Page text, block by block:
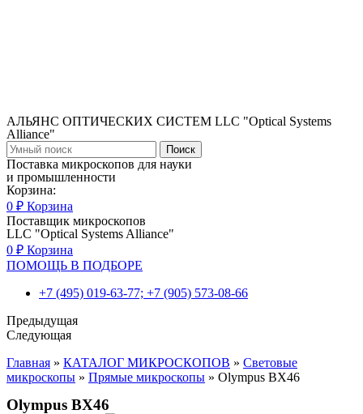
АЛЬЯНС ОПТИЧЕСКИХ СИСТЕМ LLC "Optical Systems
Alliance"
Поиск
Поставка микроскопов для науки
и промышленности
Корзина:
0 ₽ Корзина
Поставщик микроскопов
LLC "Optical Systems Alliance"
0 ₽ Корзина
ПОМОЩЬ В ПОДБОРЕ
+7 (495) 019-63-77; +7 (905) 573-08-66
Предыдущая
Следующая
Главная » КАТАЛОГ МИКРОСКОПОВ » Световые
микроскопы » Прямые микроскопы » Olympus BX46
Olympus BX46